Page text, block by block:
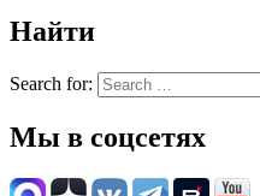
Найти
Search for:
Мы в соцсетях